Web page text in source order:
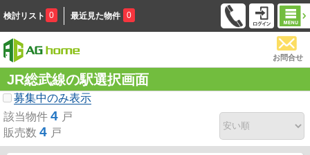
検討リスト 0 最近見た物件 0
お問合せ
JR総武線の駅選択画面
募集中のみ表示
該当物件 4 戸
販売数 4 戸